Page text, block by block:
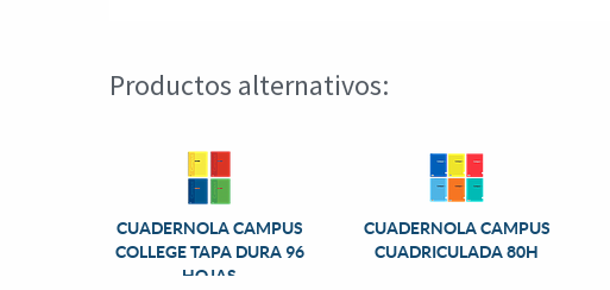
Productos alternativos:
CUADERNOLA CAMPUS
COLLEGE TAPA DURA 96
HOJAS
CUADERNOLA CAMPUS
CUADRICULADA 80H